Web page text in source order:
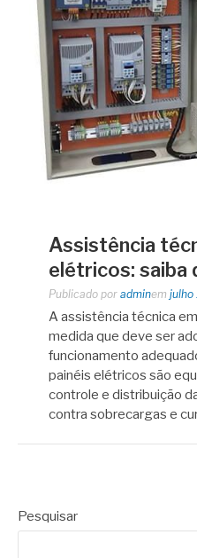
Assistência
elétricos: saiba
Publicado por adminem julho
A assistência técnica
medida que deve ser
funcionamento
painéis elétricos são
controle e distribuição
contra sobrecargas e
Pesquisar